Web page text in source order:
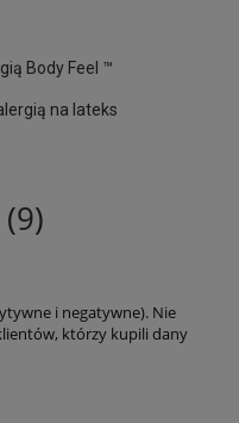
Body Feel ™
na lateks
i negatywne). Nie
którzy kupili dany